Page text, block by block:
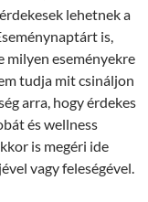
lehetnek a
is,
milyen eseményekre
tudja mit csináljon
arra, hogy érdekes
és wellness
is megéri ide
vagy feleségével.